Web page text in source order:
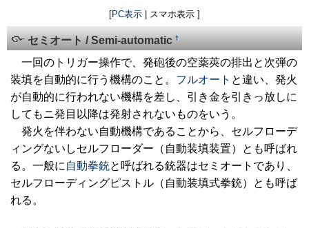
[PC表示 | スマホ表示 ]
セミオート / Semi-automatic†
一回のトリガー操作で、発砲後の空薬莢の排出と次弾の
装填を自動的に行う機構のこと。 フルオート と違い、発火
が自動的に行われない機構を差し、引き金を引きっ放しに
してもニ発目以降は発射されないものをいう。
発火を伴わない自動機構であることから、セルフローデ
ィングないしセルフローダー（自動装填装置）とも呼ばれ
る。一般に 自動拳銃と呼ばれる銃器はセミオートであり、
セルフローディングピストル（自動装填式拳銃）とも呼ば
れる。